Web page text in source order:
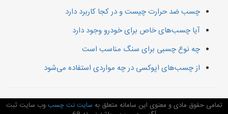
چسب ضد حرارت چیست و در کجا کاربرد دارد
آیا چسب‌های خاص برای خودرو وجود دارد
چه نوع چسبی برای سنگ مناسب است
از چسب‌های اپوکسی در چه مواردی استفاده می‌شود
تمامی حقوق مادی و معنوی این سامانه متعلق به سایت نت چسبوب سایت ثبت